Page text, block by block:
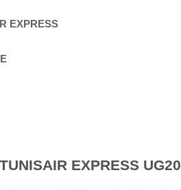
EXPRESS
EXPRESS